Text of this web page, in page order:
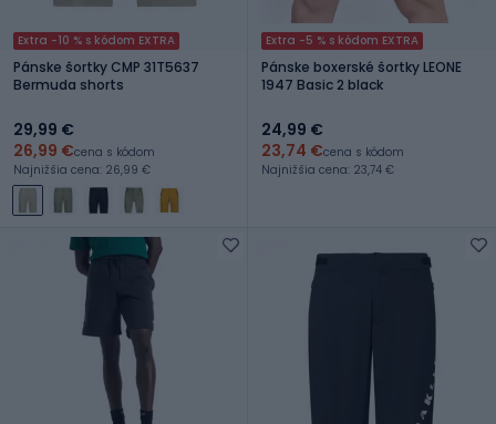
Extra -10 % s kódom EXTRA
Pánske šortky CMP 31T5637
Bermuda shorts
29,99 €
26,99 €cena s kódom
Najnižšia cena: 26,99 €
Extra -5 % s kódom EXTRA
Pánske boxerské šortky LEONE
1947 Basic 2 black
24,99 €
23,74 €cena s kódom
Najnižšia cena: 23,74 €